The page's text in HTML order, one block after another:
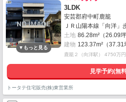
3LDK
安芸郡府中町鹿籠
ＪＲ山陽本線「向洋」
土地 86.28m²（26.09坪
建物 123.37m²（37.31
鹿籠２（向洋駅） 4750万円
見学予約(無
トータテ住宅販売(株)東営業所